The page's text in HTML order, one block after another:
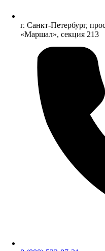
г. Санкт-Петербург,
«Маршал», секция 213